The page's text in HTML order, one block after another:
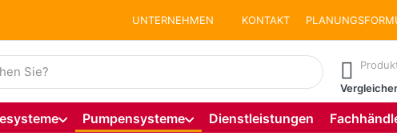
UNTERNEHMEN KONTAKT
ein. Während Sie tippen, erscheinen automatisch erste
Pumpensysteme Dienstleistungen